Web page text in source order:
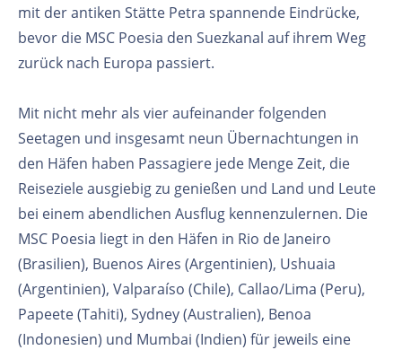
mit der antiken Stätte Petra spannende Eindrücke,
bevor die MSC Poesia den Suezkanal auf ihrem Weg
zurück nach Europa passiert.
Mit nicht mehr als vier aufeinander folgenden
Seetagen und insgesamt neun Übernachtungen in
den Häfen haben Passagiere jede Menge Zeit, die
Reiseziele ausgiebig zu genießen und Land und Leute
bei einem abendlichen Ausflug kennenzulernen. Die
MSC Poesia liegt in den Häfen in Rio de Janeiro
(Brasilien), Buenos Aires (Argentinien), Ushuaia
(Argentinien), Valparaíso (Chile), Callao/Lima (Peru),
Papeete (Tahiti), Sydney (Australien), Benoa
(Indonesien) und Mumbai (Indien) für jeweils eine